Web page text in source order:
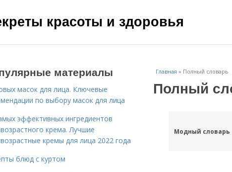
красоты и здоровья
Главная » Полный словарь
Полный
Модный словарь
материалы
масок для лица. Ключевые
по выбору масок для лица
эффективных ингредиентов
крема. Лучшие
кремы для лица 2022 года
блюд с куртом